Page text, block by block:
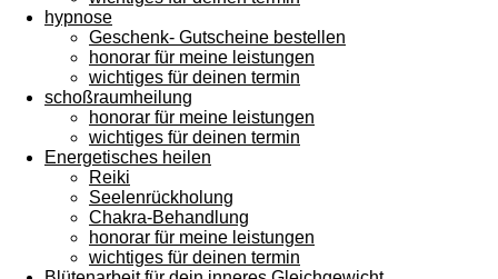
hypnose
Geschenk- Gutscheine bestellen
honorar für meine leistungen
wichtiges für deinen termin
schoßraumheilung
honorar für meine leistungen
wichtiges für deinen termin
Energetisches heilen
Reiki
Seelenrückholung
Chakra-Behandlung
honorar für meine leistungen
wichtiges für deinen termin